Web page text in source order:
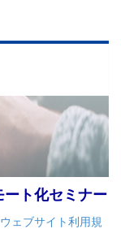
ト化セミナー
ウェブサイト利用規